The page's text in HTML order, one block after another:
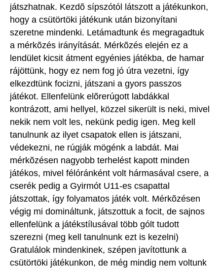
játszhatnak. Kezdõ sípszótól látszott a játékunkon,
hogy a csütörtöki játékunk után bizonyítani
szeretne mindenki. Letámadtunk és megragadtuk
a mérkõzés irányítását. Mérkõzés elején ez a
lendület kicsit átment egyénies játékba, de hamar
rájöttünk, hogy ez nem fog jó útra vezetni, így
elkezdtünk focizni, játszani a gyors passzos
játékot. Ellenfelünk elõrerúgott labdákkal
kontrázott, ami hellyel, közzel sikerült is neki, mivel
nekik nem volt les, nekünk pedig igen. Meg kell
tanulnunk az ilyet csapatok ellen is játszani,
védekezni, ne rúgják mögénk a labdát. Mai
mérkõzésen nagyobb terhelést kapott minden
játékos, mivel félóránként volt hármasával csere, a
cserék pedig a Gyirmót U11-es csapattal
játszottak, így folyamatos játék volt. Mérkõzésen
végig mi domináltunk, játszottuk a focit, de sajnos
ellenfelünk a játékstílusával több gólt tudott
szerezni (meg kell tanulnunk ezt is kezelni)
Gratulálok mindenkinek, szépen javítottunk a
csütörtöki játékunkon, de még mindig nem voltunk